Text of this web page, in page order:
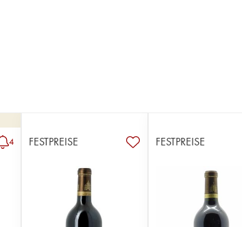
4 FESTPREISE FESTPREISE